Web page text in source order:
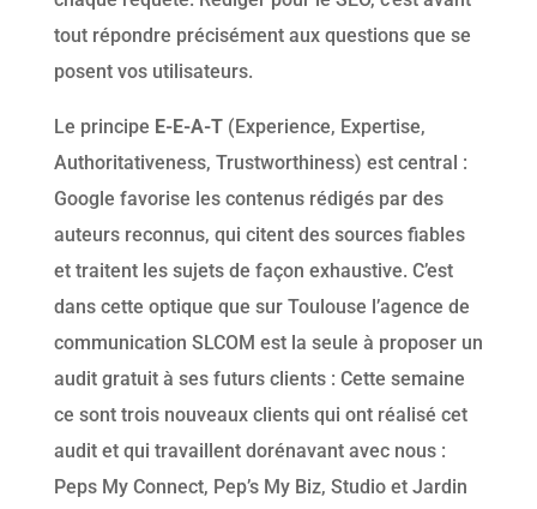
tout répondre précisément aux questions que se
posent vos utilisateurs.
Le principe E-E-A-T(Experience, Expertise,
Authoritativeness, Trustworthiness) est central :
Google favorise les contenus rédigés par des
auteurs reconnus, qui citent des sources fiables
et traitent les sujets de façon exhaustive. C’est
dans cette optique que sur Toulouse l’agence de
communication SLCOM est la seule à proposer un
audit gratuit à ses futurs clients : Cette semaine
ce sont trois nouveaux clients qui ont réalisé cet
audit et qui travaillent dorénavant avec nous :
Peps My Connect, Pep’s My Biz, Studio et Jardin